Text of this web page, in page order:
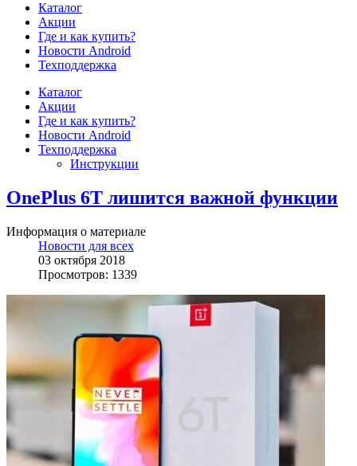
Каталог
Акции
Где и как купить?
Новости Android
Техподдержка
Каталог
Акции
Где и как купить?
Новости Android
Техподдержка
Инструкции
OnePlus 6T лишится важной функции
Информация о материале
Новости для всех
03 октября 2018
Просмотров: 1339